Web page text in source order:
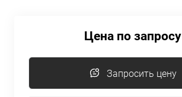
Цена по запросу
Запросить цену